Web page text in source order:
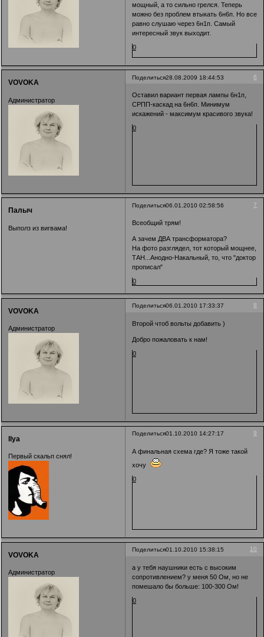
мощный, а то сильно грелся. Теперь
можно без проблем втыкать 6н6п. Но все
равно слушаю через 6н1п. Самый
интересный звук выходит.
0
Поделиться 6
28.08.2009 18:44:53
VOVOKA
Администратор
Оставил вариант первая лампы 6н1п,
СРПП-каскад на 6н6п. Минимум
искажений - максимум красивого звука!
0
Поделиться 7
06.01.2010 02:58:56
Палыч
Выполз из вигвама!
Всеобщий трям!
А зачем ДВА трансформатора?
На фото разглядел, тот который мощнее,
ТАН...Анодно-Накальный, то, что "доктор
прописал"
0
Поделиться 8
06.01.2010 17:33:37
VOVOKA
Администратор
Второй чтоб вольты добавить )
Добро пожаловать к нам!
0
Поделиться 9
01.10.2010 14:27:17
Ilya
Первый скальп снял!
А финальная схема где? Я тоже такой
хочу
0
Поделиться 10
01.10.2010 15:38:15
VOVOKA
Администратор
а у тебя наушники есть с высоким
сопротивлением? у меня 50 Ом, но не
помешало бы больше: 100-300 Ом!
0